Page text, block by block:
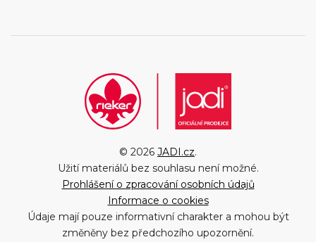
© 2026 JADI.cz.
Užití materiálů bez souhlasu není možné.
Prohlášení o zpracování osobních údajů
Informace o cookies
Údaje mají pouze informativní charakter a mohou být
změněny bez předchozího upozornění.